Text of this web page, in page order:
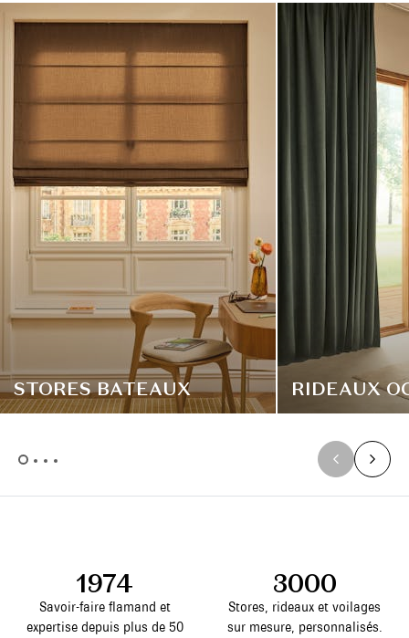
STORES BATEAUX RIDEAUX
1974
Savoir-faire flamand et
expertise depuis plus de 50
3000
Stores, rideaux et voilages
sur mesure, personnalisés.